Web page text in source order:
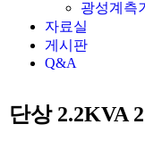
광성계측기
자료실
게시판
Q&A
단상 2.2KVA